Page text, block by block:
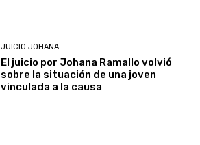
JUICIO JOHANA
El juicio por Johana Ramallo volvió
sobre la situación de una joven
vinculada a la causa